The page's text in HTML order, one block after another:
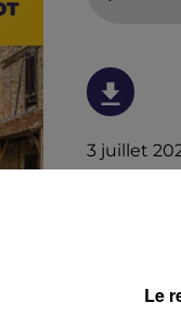
3 juillet
Ecoutez
Nord du
nos
Le